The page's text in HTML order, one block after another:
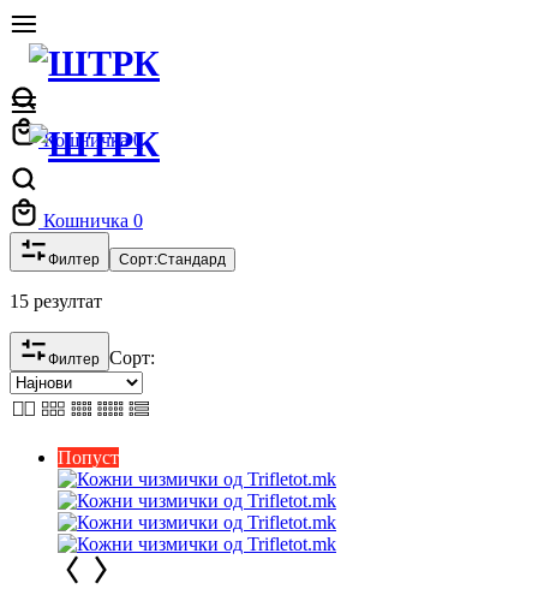
Кошничка 0
Кошничка 0
Филтер Сорт:Стандард
15 резултат
Филтер Сорт:
Попуст